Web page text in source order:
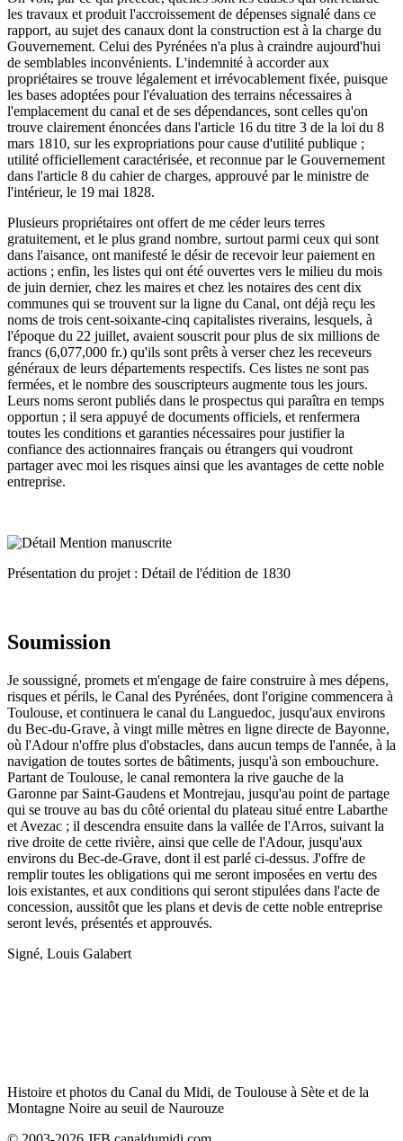
les travaux et produit l'accroissement de dépenses signalé dans ce
rapport, au sujet des canaux dont la construction est à la charge du
Gouvernement. Celui des Pyrénées n'a plus à craindre aujourd'hui
de semblables inconvénients. L'indemnité à accorder aux
propriétaires se trouve légalement et irrévocablement fixée, puisque
les bases adoptées pour l'évaluation des terrains nécessaires à
l'emplacement du canal et de ses dépendances, sont celles qu'on
trouve clairement énoncées dans l'article 16 du titre 3 de la loi du 8
mars 1810, sur les expropriations pour cause d'utilité publique ;
utilité officiellement caractérisée, et reconnue par le Gouvernement
dans l'article 8 du cahier de charges, approuvé par le ministre de
l'intérieur, le 19 mai 1828.
Plusieurs propriétaires ont offert de me céder leurs terres
gratuitement, et le plus grand nombre, surtout parmi ceux qui sont
dans l'aisance, ont manifesté le désir de recevoir leur paiement en
actions ; enfin, les listes qui ont été ouvertes vers le milieu du mois
de juin dernier, chez les maires et chez les notaires des cent dix
communes qui se trouvent sur la ligne du Canal, ont déjà reçu les
noms de trois cent-soixante-cinq capitalistes riverains, lesquels, à
l'époque du 22 juillet, avaient souscrit pour plus de six millions de
francs (6,077,000 fr.) qu'ils sont prêts à verser chez les receveurs
généraux de leurs départements respectifs. Ces listes ne sont pas
fermées, et le nombre des souscripteurs augmente tous les jours.
Leurs noms seront publiés dans le prospectus qui paraîtra en temps
opportun ; il sera appuyé de documents officiels, et renfermera
toutes les conditions et garanties nécessaires pour justifier la
confiance des actionnaires français ou étrangers qui voudront
partager avec moi les risques ainsi que les avantages de cette noble
entreprise.
Présentation du projet : Détail de l'édition de 1830
Soumission
Je soussigné, promets et m'engage de faire construire à mes dépens,
risques et périls, le Canal des Pyrénées, dont l'origine commencera à
Toulouse, et continuera le canal du Languedoc, jusqu'aux environs
du Bec-du-Grave, à vingt mille mètres en ligne directe de Bayonne,
où l'Adour n'offre plus d'obstacles, dans aucun temps de l'année, à la
navigation de toutes sortes de bâtiments, jusqu'à son embouchure.
Partant de Toulouse, le canal remontera la rive gauche de la
Garonne par Saint-Gaudens et Montrejau, jusqu'au point de partage
qui se trouve au bas du côté oriental du plateau situé entre Labarthe
et Avezac ; il descendra ensuite dans la vallée de l'Arros, suivant la
rive droite de cette rivière, ainsi que celle de l'Adour, jusqu'aux
environs du Bec-de-Grave, dont il est parlé ci-dessus. J'offre de
remplir toutes les obligations qui me seront imposées en vertu des
lois existantes, et aux conditions qui seront stipulées dans l'acte de
concession, aussitôt que les plans et devis de cette noble entreprise
seront levés, présentés et approuvés.
Signé, Louis Galabert
Histoire et photos du Canal du Midi, de Toulouse à Sète et de la
Montagne Noire au seuil de Naurouze